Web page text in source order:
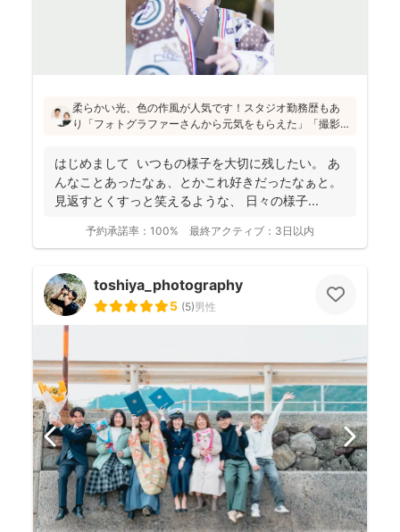
柔らかい光、色の作風が人気です！スタジオ勤務歴もあ
り「フォトグラファーさんから元気をもらえた」「撮影
写真ではなく、お子さん・親御さんの目線で、自然な様
子を撮影してお届けします(^^)
はじめまして いつもの様子を大切に残したい。 あ
んなことあったなぁ、とかこれ好きだったなぁと。
見返すとくすっと笑えるような、 日々の様子...
予約承諾率： 100% 最終アクティブ： 3日以内
toshiya_photography
5 (5)男性